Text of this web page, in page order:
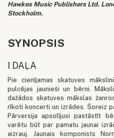
Hawkes Music Publishers Ltd.
Stockholm.
SYNOPSIS
I DAĻA
Pie cienījamas skatuves
pulcējas jaunieši un bērni.
dažādos skatuves mākslas
rīkoti koncerti un izrādes. Šoreiz
Pārversija apsolījusi pastāstīt
varētu būt par pamatu jaunai
aizrauj. Jaunais komponists